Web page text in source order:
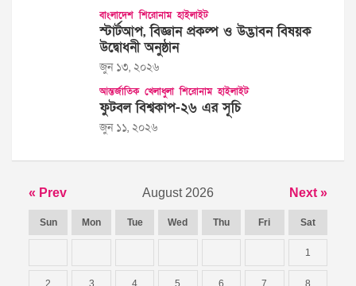
বাংলাদেশ শিরোনাম হাইলাইট
স্টার্টআপ, বিজ্ঞান প্রকল্প ও উদ্ভাবন বিষয়ক
উদ্বোধনী অনুষ্ঠান
জুন ১৩, ২০২৬
আন্তর্জাতিক খেলাধুলা শিরোনাম হাইলাইট
ফুটবল বিশ্বকাপ-২৬ এর সূচি
জুন ১১, ২০২৬
« Prev August 2026 Next »
Sun Mon Tue Wed Thu Fri Sat
1
2 3 4 5 6 7 8